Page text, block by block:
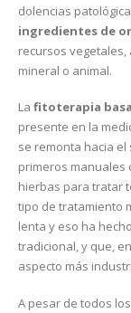
dolencias
ingredientes de
recursos
mineral o animal.
La fitoterapia
presente en la
se remonta hacia el
primeros manuales
hierbas para tratar
tipo de tratamiento
lenta y eso ha
tradicional, y que,
aspecto más
A pesar de todos